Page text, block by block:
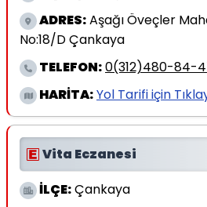
ADRES:Aşağı Öveçler
No:18/D Çankaya
TELEFON:0(312)480-84-
HARİTA:Yol Tarifi için
Vita Eczanesi
İLÇE:Çankaya